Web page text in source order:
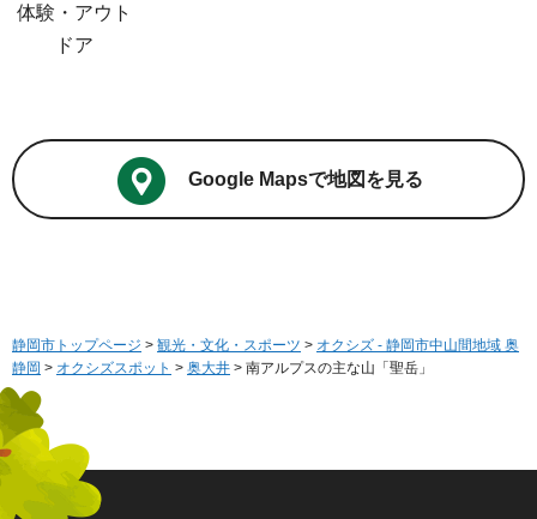
体験・アウト
ドア
Google Mapsで地図を見る
静岡市トップページ > 観光・文化・スポーツ > オクシズ - 静岡市中山間地域 奥
静岡 > オクシズスポット > 奥大井 > 南アルプスの主な山「聖岳」